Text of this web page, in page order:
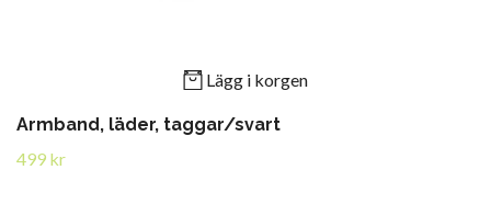
Lägg i korgen
Armband, läder, taggar/svart
499 kr